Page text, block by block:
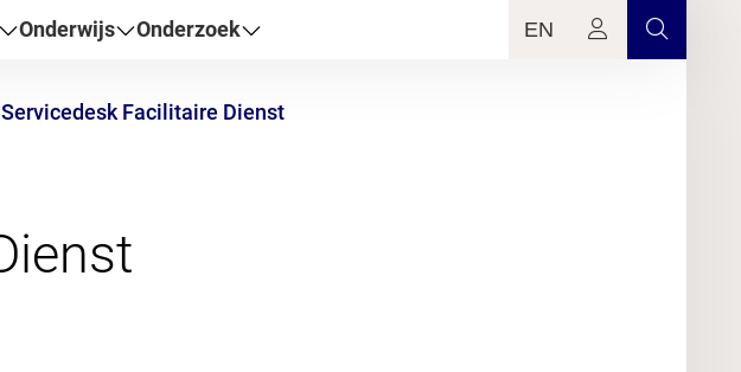
Onderwijs Onderzoek EN
Servicedesk Facilitaire Dienst